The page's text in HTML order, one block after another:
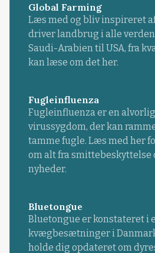
Global Farming
Læs med og bliv inspireret
driver landbrug i alle
Saudi-Arabien til USA, fra
kan læse om det her.
Fugleinfluenza
Fugleinfluenza er en
virussygdom, der kan
tamme fugle. Læs med her
om alt fra smittebeskyttelse
nyheder.
Bluetongue
Bluetongue er konstateret i
kvægbesætninger i
holde dig opdateret om